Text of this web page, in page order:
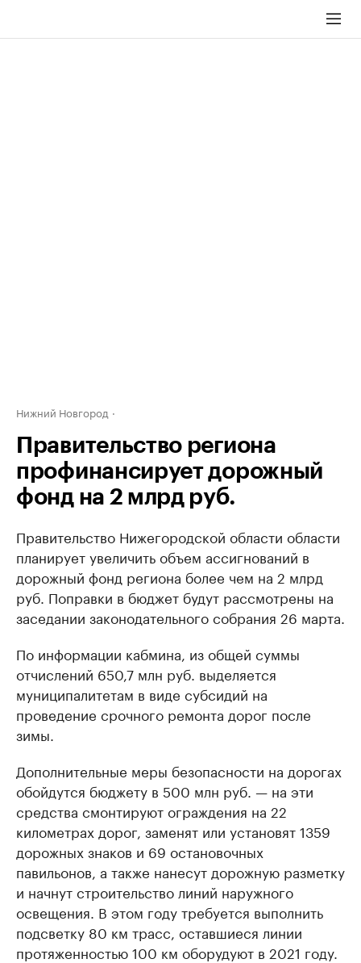
Нижний Новгород
Правительство региона
профинансирует дорожный
фонд на 2 млрд руб.
Правительство Нижегородской области области
планирует увеличить объем ассигнований в
дорожный фонд региона более чем на 2 млрд
руб. Поправки в бюджет будут рассмотрены на
заседании законодательного собрания 26 марта.
По информации кабмина, из общей суммы
отчислений 650,7 млн руб. выделяется
муниципалитетам в виде субсидий на
проведение срочного ремонта дорог после
зимы.
Дополнительные меры безопасности на дорогах
обойдутся бюджету в 500 млн руб. — на эти
средства смонтируют ограждения на 22
километрах дорог, заменят или установят 1359
дорожных знаков и 69 остановочных
павильонов, а также нанесут дорожную разметку
и начнут строительство линий наружного
освещения. В этом году требуется выполнить
подсветку 80 км трасс, оставшиеся линии
протяженностью 100 км оборудуют в 2021 году.